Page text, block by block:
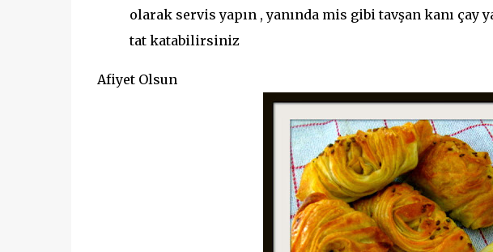
olarak servis yapın , yanında mis gibi tavşan kanı çay
tat katabilirsiniz
Afiyet Olsun